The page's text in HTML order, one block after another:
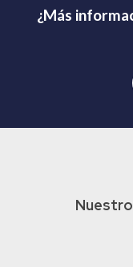
¿Más